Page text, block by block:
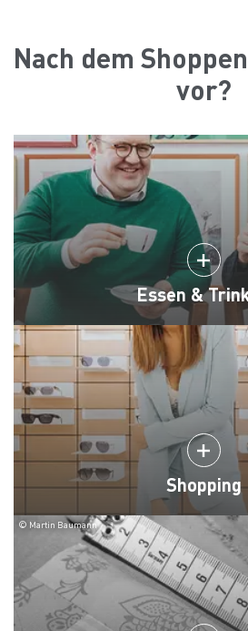
Nach dem
vor?
Essen &
Shopping
© Martin Baumann